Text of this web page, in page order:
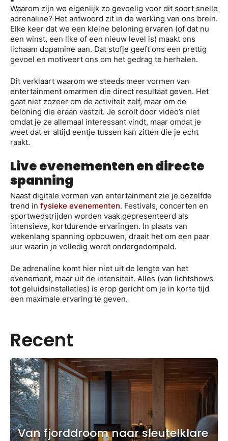
Waarom zijn we eigenlijk zo gevoelig voor dit soort snelle
adrenaline? Het antwoord zit in de werking van ons brein.
Elke keer dat we een kleine beloning ervaren (of dat nu
een winst, een like of een nieuw level is) maakt ons
lichaam dopamine aan. Dat stofje geeft ons een prettig
gevoel en motiveert ons om het gedrag te herhalen.
Dit verklaart waarom we steeds meer vormen van
entertainment omarmen die direct resultaat geven. Het
gaat niet zozeer om de activiteit zelf, maar om de
beloning die eraan vastzit. Je scrolt door video’s niet
omdat je ze allemaal interessant vindt, maar omdat je
weet dat er altijd eentje tussen kan zitten die je echt
raakt.
Live evenementen en directe
spanning
Naast digitale vormen van entertainment zie je dezelfde
trend in fysieke evenementen. Festivals, concerten en
sportwedstrijden worden vaak gepresenteerd als
intensieve, kortdurende ervaringen. In plaats van
wekenlang spanning opbouwen, draait het om een paar
uur waarin je volledig wordt ondergedompeld.
De adrenaline komt hier niet uit de lengte van het
evenement, maar uit de intensiteit. Alles (van lichtshows
tot geluidsinstallaties) is erop gericht om je in korte tijd
een maximale ervaring te geven.
Recent
Van fjorddroom naar sleutelklare